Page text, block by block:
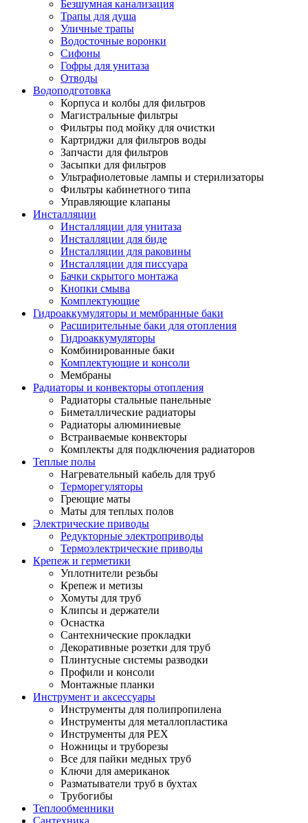
Безшумная канализация
Трапы для душа
Уличные трапы
Водосточные воронки
Сифоны
Гофры для унитаза
Отводы
Водоподготовка
Корпуса и колбы для фильтров
Магистральные фильтры
Фильтры под мойку для очистки
Картриджи для фильтров воды
Запчасти для фильтров
Засыпки для фильтров
Ультрафиолетовые лампы и стерилизаторы
Фильтры кабинетного типа
Управляющие клапаны
Инсталляции
Инсталляции для унитаза
Инсталляции для биде
Инсталляции для раковины
Инсталляции для писсуара
Бачки скрытого монтажа
Кнопки смыва
Комплектующие
Гидроаккумуляторы и мембранные баки
Расширительные баки для отопления
Гидроаккумуляторы
Комбинированные баки
Комплектующие и консоли
Мембраны
Радиаторы и конвекторы отопления
Радиаторы стальные панельные
Биметаллические радиаторы
Радиаторы алюминиевые
Встраиваемые конвекторы
Комплекты для подключения радиаторов
Теплые полы
Нагревательный кабель для труб
Терморегуляторы
Греющие маты
Маты для теплых полов
Электрические приводы
Редукторные электроприводы
Термоэлектрические приводы
Крепеж и герметики
Уплотнители резьбы
Крепеж и метизы
Хомуты для труб
Клипсы и держатели
Оснастка
Сантехнические прокладки
Декоративные розетки для труб
Плинтусные системы разводки
Профили и консоли
Монтажные планки
Инструмент и аксессуары
Инструменты для полипропилена
Инструменты для металлопластика
Инструменты для PEX
Ножницы и труборезы
Все для пайки медных труб
Ключи для американок
Разматыватели труб в бухтах
Трубогибы
Теплообменники
Сантехника